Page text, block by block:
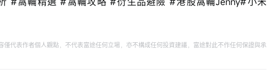
僅代表作者個人觀點，不代表富途任何立場，亦不構成任何投資建議，富途對此不作任何保證與承